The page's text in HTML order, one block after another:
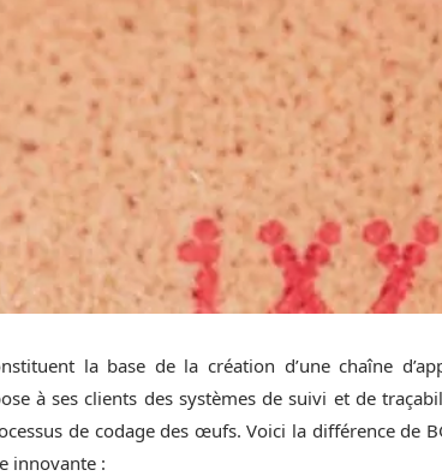
la base de la création d’une chaîne
à ses clients des systèmes de suivi et de
de codage des œufs. Voici la différence de
innovante :